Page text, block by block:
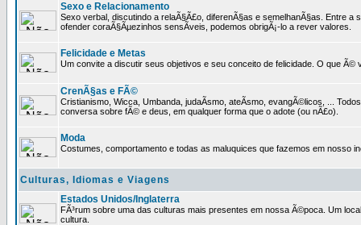
Sexo e Relacionamento
Sexo verbal, discutindo a relaÃ§Ã£o, diferenÃ§as e semelhanÃ§as. Entre a
ofender coraÃ§Ãµezinhos sensÃ­veis, podemos obrigÃ¡-lo a rever valores.
Felicidade e Metas
Um convite a discutir seus objetivos e seu conceito de felicidade. O que Ã©
CrenÃ§as e FÃ©
Cristianismo, Wicca, Umbanda, judaÃ­smo, ateÃ­smo, evangÃ©licos, ...
conversa sobre fÃ© e deus, em qualquer forma que o adote (ou nÃ£o).
Moda
Costumes, comportamento e todas as maluquices que fazemos em nosso
Culturas, Idiomas e Viagens
Estados Unidos/Inglaterra
FÃ³rum sobre uma das culturas mais presentes em nossa Ã©poca. Um
cultura.